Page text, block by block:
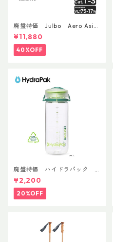
廃盤特価 Julbo Aero Asia
nFit
¥11,880
40%OFF
廃盤特価 ハイドラパック
リーコン ツイスト＆シップ 50
0ml
¥2,200
20%OFF